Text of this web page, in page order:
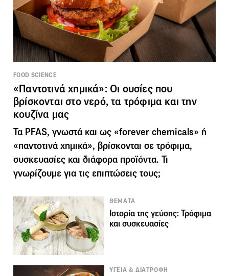
FOOD SCIENCE
«Παντοτινά χημικά»: Οι ουσίες που
βρίσκονται στο νερό, τα τρόφιμα και την
κουζίνα μας
Τα PFAS, γνωστά και ως «forever chemicals» ή
«παντοτινά χημικά», βρίσκονται σε τρόφιμα,
συσκευασίες και διάφορα προϊόντα. Τι
γνωρίζουμε για τις επιπτώσεις τους;
ΘΕΜΑΤΑ
Ιστορία της γεύσης: Τρόφιμα
και συσκευασίες
ΥΓΕΙΑ & ΔΙΑΤΡΟΦΗ